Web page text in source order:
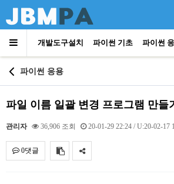
개발도구설치 파이썬 기초 파이썬
파이썬 응용
파일 이름 일괄 변경 프로그램 만들
관리자 36,906 조회 20-01-29 22:24 / U:20-02-17
0댓글